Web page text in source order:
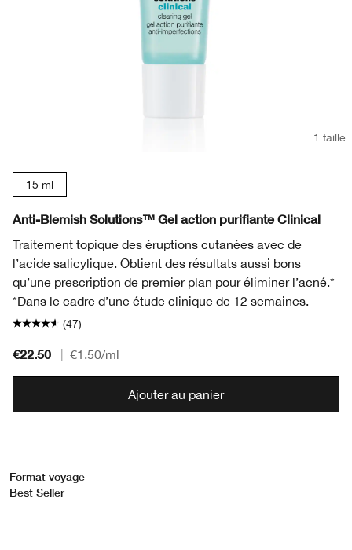
1 taille
15 ml
Anti-Blemish Solutions™ Gel action purifiante Clinical
Traitement topique des éruptions cutanées avec de
l’acide salicylique. Obtient des résultats aussi bons
qu’une prescription de premier plan pour éliminer l’acné.*
*Dans le cadre d’une étude clinique de 12 semaines.
(47)
€22.50 €1.50/ml
Ajouter au panier
Format voyage
Best Seller